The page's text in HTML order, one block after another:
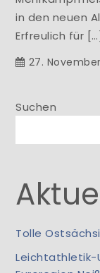
in den neuen
Erfreulich für
27.
Suchen
Tolle
Leichtathletik-